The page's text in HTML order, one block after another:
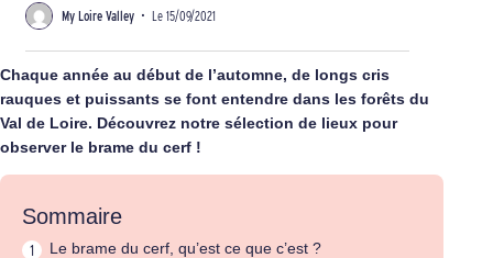
My Loire Valley • Le 15/09/2021
Chaque année au début de l’automne, de longs cris
rauques et puissants se font entendre dans les forêts du
Val de Loire. Découvrez notre sélection de lieux pour
observer le brame du cerf !
Sommaire
Le brame du cerf, qu’est ce que c’est ?